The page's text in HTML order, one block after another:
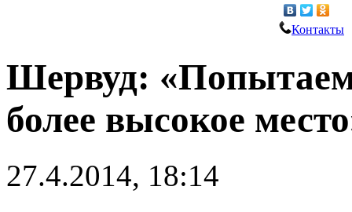
Контакты
Шервуд:
более высокое
27.4.2014, 18:14